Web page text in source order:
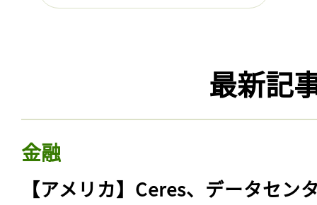
最新記
金融
【アメリカ】Ceres、データセン